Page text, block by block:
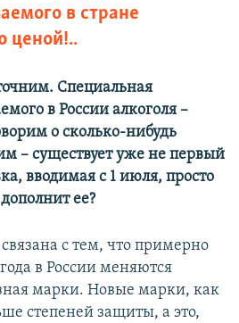
в стране
ценой!..
Специальная
в России алкоголя –
о сколько-нибудь
– существует уже не первый
вводимая с 1 июля, просто
ее?
с тем, что примерно
в России меняются
марки. Новые марки, как
степеней защиты, а это,